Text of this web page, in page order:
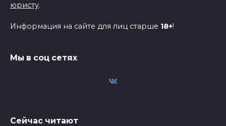
юристу.
Информация на сайте для лиц старше 18+!
Мы в соц сетях
Сейчас читают